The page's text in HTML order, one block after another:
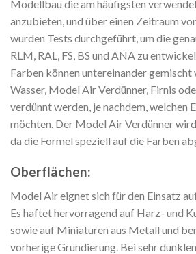
Modellbau die am häufigsten
anzubieten, und über einen Zeitraum
wurden Tests durchgeführt, um die
RLM, RAL, FS, BS und ANA zu
Farben können untereinander gemischt
Wasser, Model Air Verdünner, Firnis
verdünnt werden, je nachdem, welchen
möchten. Der Model Air Verdünner
da die Formel speziell auf die Farben
Oberflächen:
Model Air eignet sich für den Einsatz
Es haftet hervorragend auf Harz- und
sowie auf Miniaturen aus Metall und
vorherige Grundierung. Bei sehr